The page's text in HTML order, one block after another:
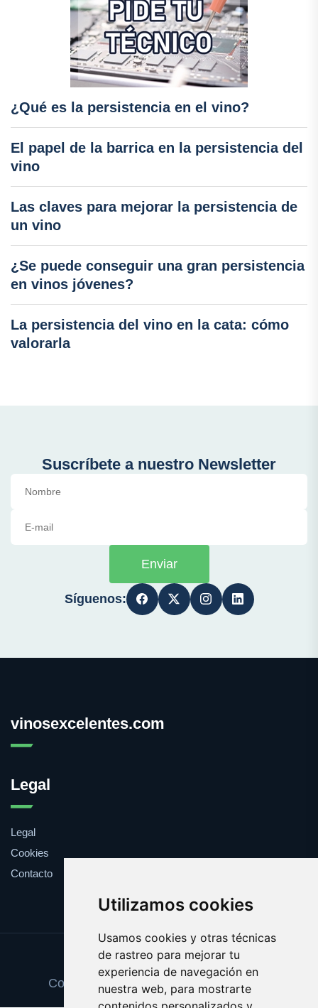
Utilizamos cookies
Usamos cookies y otras técnicas
de rastreo para mejorar tu
experiencia de navegación en
nuestra web, para mostrarte
¿Qué es la persistencia en el vino?
El papel de la barrica en la persistencia del
vino
Las claves para mejorar la persistencia de
un vino
¿Se puede conseguir una gran persistencia
en vinos jóvenes?
La persistencia del vino en la cata: cómo
valorarla
Suscríbete a nuestro Newsletter
Enviar
Síguenos:
vinosexcelentes.com
Legal
Legal
Cookies
Contacto
Update cookies preferences
Copyright © 2025 vinosexcelentes.com